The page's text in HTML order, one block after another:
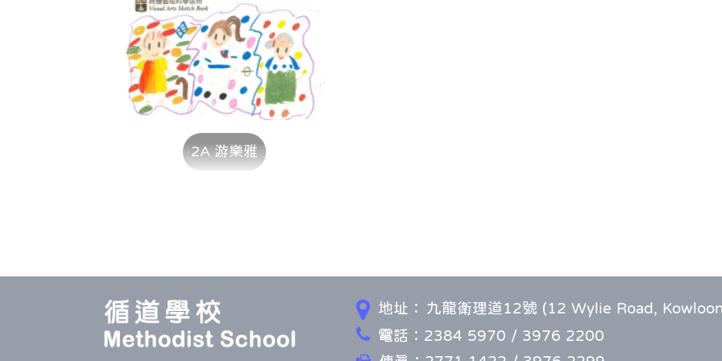
2A 游樂雅
地址：
九龍衛理道12號 (12 Wylie Road,
電話：2384 5970 / 3976 2200